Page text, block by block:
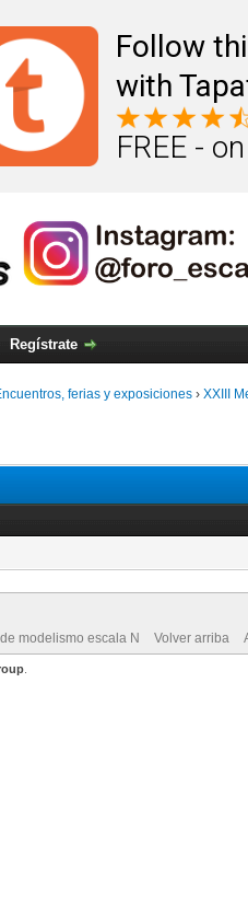
Follow
with
FREE -
Regístrate
ferias y exposiciones › XXIII
modelismo escala N Volver arriba